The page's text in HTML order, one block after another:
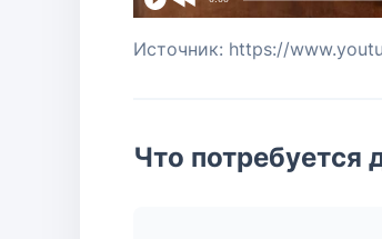
Источник: https://
Что потребуется